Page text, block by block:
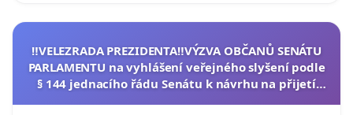
‼️VELEZRADA PREZIDENTA‼️VÝZVA OBČANŮ SENÁTU
PARLAMENTU na vyhlášení veřejného slyšení podle
§ 144 jednacího řádu Senátu k návrhu na přijetí